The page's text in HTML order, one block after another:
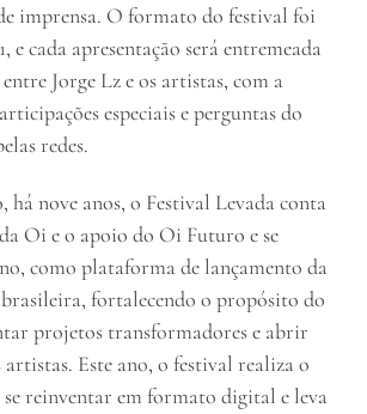
imprensa. O formato do festival foi
e cada apresentação será entremeada
Jorge Lz e os artistas, com a
especiais e perguntas do
redes.
há nove anos, o Festival Levada conta
Oi e o apoio do Oi Futuro e se
como plataforma de lançamento da
fortalecendo o propósito do
projetos transformadores e abrir
artistas. Este ano, o festival realiza o
se reinventar em formato digital e leva